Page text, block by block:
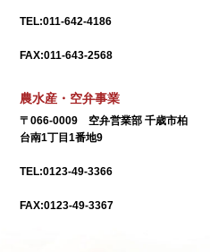
TEL:011-642-4186
FAX:011-643-2568
農水産・空弁事業
〒066-0009 空弁営業部 千歳市柏
台南1丁目1番地9
TEL:0123-49-3366
FAX:0123-49-3367